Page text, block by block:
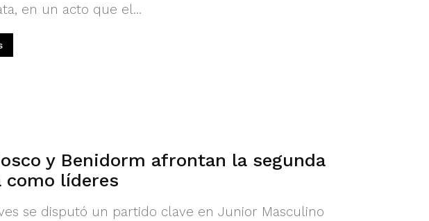
en un acto que el...
y Benidorm afrontan la segunda
como líderes
se disputó un partido clave en Junior Masculino